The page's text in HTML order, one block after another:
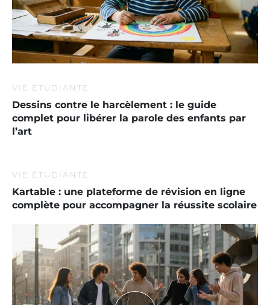
VIE ÉTUDIANTE
Dessins contre le harcèlement : le guide
complet pour libérer la parole des enfants par
l’art
VIE ÉTUDIANTE
Kartable : une plateforme de révision en ligne
complète pour accompagner la réussite scolaire